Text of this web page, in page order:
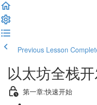
Previous Lesson
以太坊全栈
第一章:快速开始